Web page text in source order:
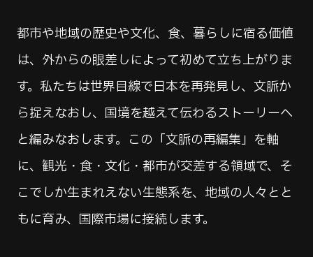
都市や地域の歴史や文化、食、暮らしに宿る価値
は、外からの眼差しによって初めて立ち上がりま
す。私たちは世界目線で日本を再発見し、文脈か
ら捉えなおし、国境を越えて伝わるストーリーへ
と編みなおします。この「文脈の再編集」を軸
に、観光・食・文化・都市が交差する領域で、そ
こでしか生まれえない生態系を、地域の人々とと
もに育み、国際市場に接続します。